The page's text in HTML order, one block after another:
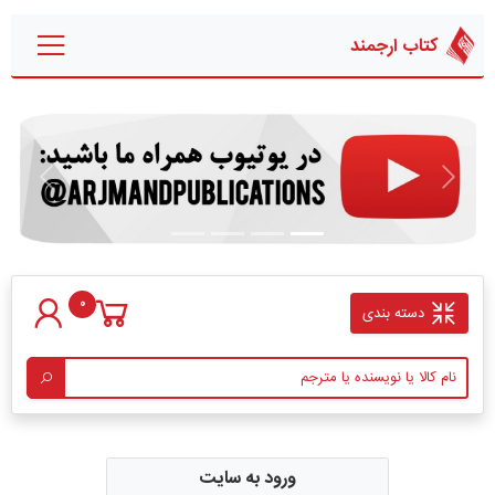
کتاب ارجمند
قبلی بعدی
دسته بندی 0
ورود به سایت